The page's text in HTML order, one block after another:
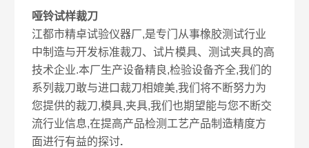
哑铃试样裁刀
江都市精卓试验仪器厂,是专门从事橡胶测试行业
中制造与开发标准裁刀、试片模具、测试夹具的高
技术企业.本厂生产设备精良,检验设备齐全,我们的
系列裁刀敢与进口裁刀相媲美,我们将不断努力为
您提供的裁刀,模具,夹具,我们也期望能与您不断交
流行业信息,在提高产品检测工艺产品制造精度方
面进行有益的探讨.